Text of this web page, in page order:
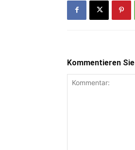
Kommentieren